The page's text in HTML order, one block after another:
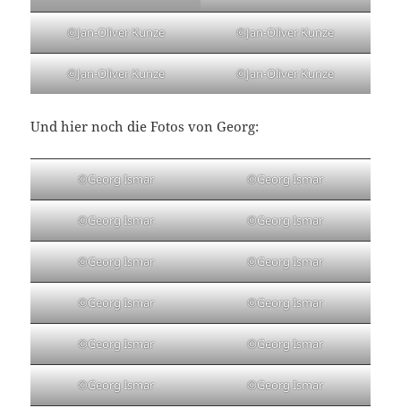
©Jan-Oliver Kunze ©Jan-Oliver Kunze
©Jan-Oliver Kunze ©Jan-Oliver Kunze
Und hier noch die Fotos von Georg:
©Georg Ismar ©Georg Ismar
©Georg Ismar ©Georg Ismar
©Georg Ismar ©Georg Ismar
©Georg Ismar ©Georg Ismar
©Georg Ismar ©Georg Ismar
©Georg Ismar ©Georg Ismar